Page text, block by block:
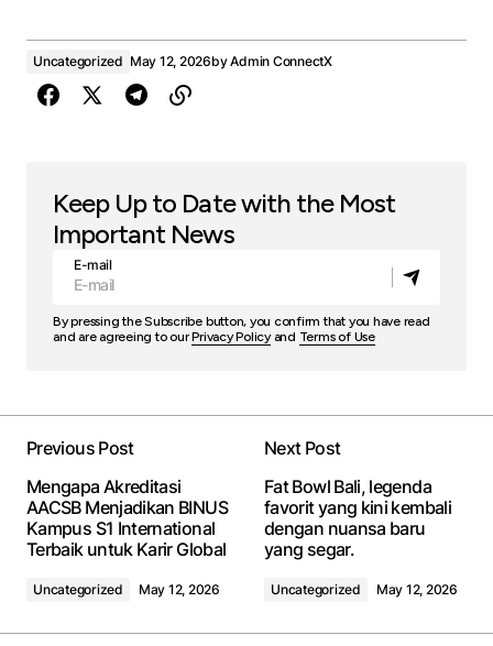
Uncategorized May 12, 2026byAdmin ConnectX
Keep Up to Date with the Most
Important News
E-mail
By pressing the Subscribe button, you confirm that you have read
and are agreeing to ourPrivacy Policyand Terms of Use
Previous Post
Mengapa Akreditasi
AACSB Menjadikan BINUS
Kampus S1 International
Terbaik untuk Karir Global
Uncategorized May 12, 2026
Next Post
Fat Bowl Bali, legenda
favorit yang kini kembali
dengan nuansa baru
yang segar.
Uncategorized May 12, 2026